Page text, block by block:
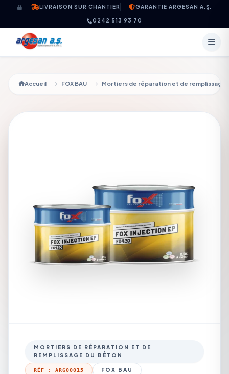
Aller au contenuLIVRAISON SUR CHANTIER GARANTIE ARGESAN A.Ş.
0242 513 93 70
Accueil FOX BAU Mortiers de réparation et de remplissage
MORTIERS DE RÉPARATION ET DE
REMPLISSAGE DU BÉTON
RÉF : ARG00015 FOX BAU